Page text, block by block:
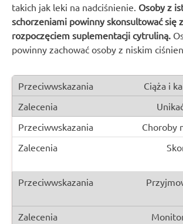
takich jak leki na nadciśnienie. Osoby z
schorzeniami powinny skonsultować się
rozpoczęciem suplementacji cytruliną.
powinny zachować osoby z niskim
Ciąża i
Choroby